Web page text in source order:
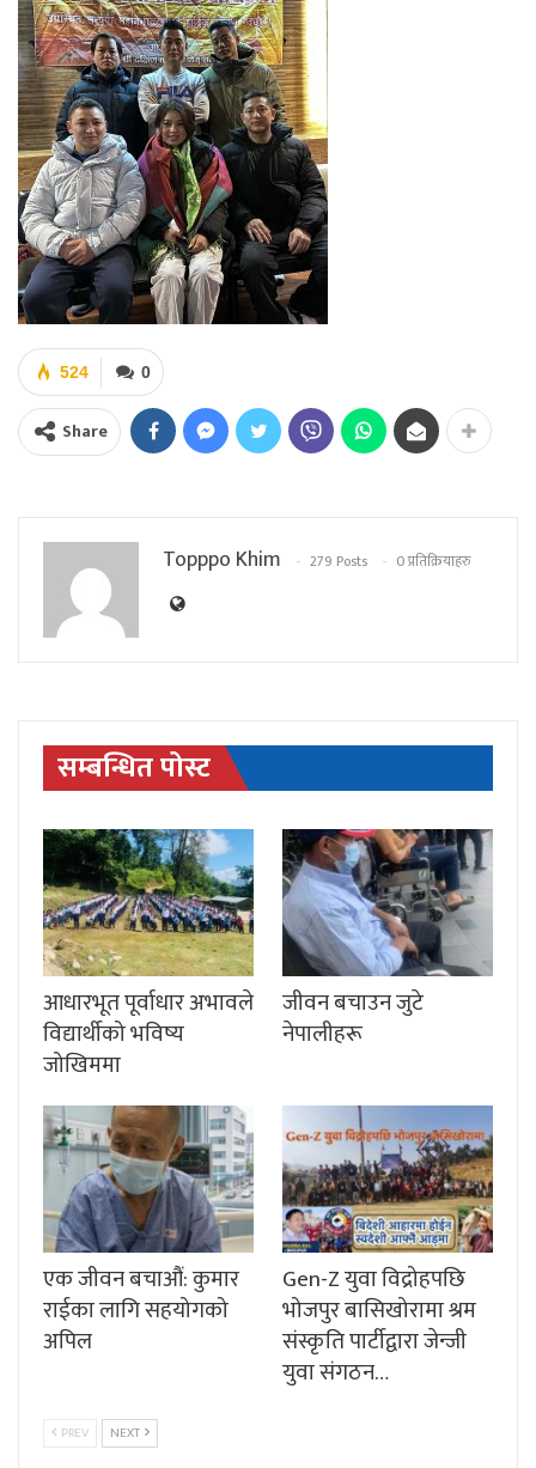
0
524
Share
Topppo Khim 279 Posts 0 प्रतिक्रियाहरु
सम्बन्धित पोस्ट
आधारभूत पूर्वाधार अभावले
विद्यार्थीको भविष्य
जोखिममा
जीवन बचाउन जुटे
नेपालीहरू
एक जीवन बचाऔं: कुमार
राईका लागि सहयोगको
अपिल
Gen-Z युवा विद्रोहपछि
भोजपुर बासिखोरामा श्रम
संस्कृति पार्टीद्वारा जेन्जी
युवा संगठन…
PREV NEXT